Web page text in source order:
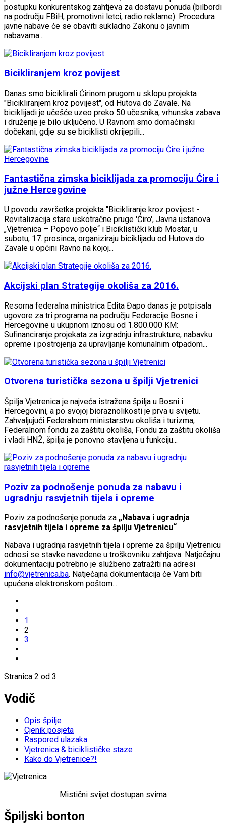
postupku konkurentskog zahtjeva za dostavu ponuda (bilbordi
na području FBiH, promotivni letci, radio reklame). Procedura
javne nabave će se obaviti sukladno Zakonu o javnim
nabavama...
Bicikliranjem kroz povijest
Danas smo biciklirali Ćirinom prugom u sklopu projekta
"Bicikliranjem kroz povijest", od Hutova do Zavale. Na
biciklijadi je učešće uzeo preko 50 učesnika, vrhunska zabava
i druženje je bilo uključeno. U Ravnom smo domaćinski
dočekani, gdje su se biciklisti okrijepili...
Fantastična zimska biciklijada za promociju Ćire i
južne Hercegovine
U povodu završetka projekta ''Bicikliranje kroz povijest -
Revitalizacija stare uskotračne pruge 'Ćiro', Javna ustanova
„Vjetrenica – Popovo polje“ i Biciklistički klub Mostar, u
subotu, 17. prosinca, organiziraju biciklijadu od Hutova do
Zavale u općini Ravno na kojoj...
Akcijski plan Strategije okoliša za 2016.
Resorna federalna ministrica Edita Đapo danas je potpisala
ugovore za tri programa na području Federacije Bosne i
Hercegovine u ukupnom iznosu od 1.800.000 KM:
Sufinanciranje projekata za izgradnju infrastrukture, nabavku
opreme i postrojenja za upravljanje komunalnim otpadom...
Otvorena turistička sezona u špilji Vjetrenici
Špilja Vjetrenica je najveća istražena špilja u Bosni i
Hercegovini, a po svojoj bioraznolikosti je prva u svijetu.
Zahvaljujući Federalnom ministarstvu okoliša i turizma,
Federalnom fondu za zaštitu okoliša, Fondu za zaštitu okoliša
i vladi HNŽ, špilja je ponovno stavljena u funkciju...
Poziv za podnošenje ponuda za nabavu i
ugradnju rasvjetnih tijela i opreme
Poziv za podnošenje ponuda za „Nabava i ugradnja
rasvjetnih tijela i opreme za špilju Vjetrenicu“
Nabava i ugradnja rasvjetnih tijela i opreme za špilju Vjetrenicu
odnosi se stavke navedene u troškovniku zahtjeva. Natječajnu
dokumentaciju potrebno je službeno zatražiti na adresi
info@vjetrenica.ba. Natječajna dokumentacija će Vam biti
upućena elektronskom poštom...
1
2
3
Stranica 2 od 3
Vodič
Opis špilje
Cjenik posjeta
Raspored ulazaka
Vjetrenica & biciklističke staze
Kako do Vjetrenice?!
Mistični svijet dostupan svima
Špiljski bonton